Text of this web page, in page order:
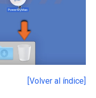
[Volver al índice]